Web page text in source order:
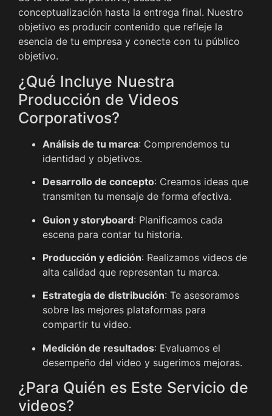
conceptualización hasta la entrega final. Nuestro
objetivo es producir contenido que refleje la
esencia de tu empresa y conecte con tu público
objetivo.
¿Qué Incluye Nuestra
Producción de Videos
Corporativos?
Análisis de tu marca: Comprendemos tu
identidad y objetivos.
Desarrollo de concepto: Creamos ideas que
transmiten tu mensaje de forma efectiva.
Guion y storyboard: Planificamos cada
escena para contar tu historia.
Producción y edición: Realizamos videos de
alta calidad que representan tu marca.
Estrategia de distribución: Te asesoramos
sobre las mejores plataformas para
compartir tu video.
Medición de resultados: Evaluamos el
desempeño del video y sugerimos mejoras.
¿Para Quién es Este Servicio de
videos?